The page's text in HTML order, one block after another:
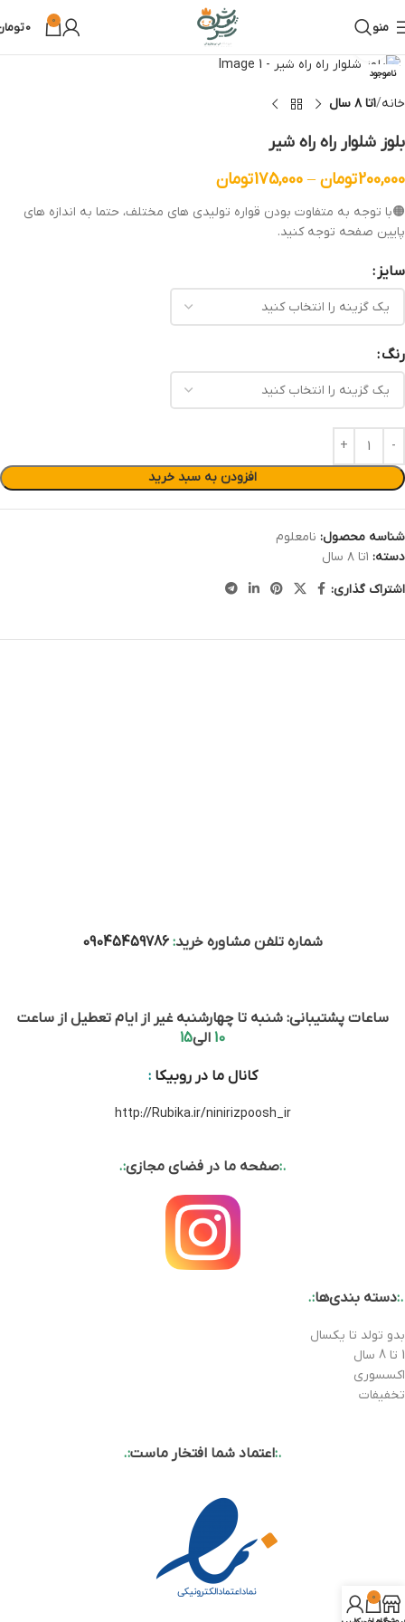
منو 0
0
ناموجود
خانه ۱تا ۸ سال
بلوز شلوار راه راه شیر
200,000تومان –
175,000تومان
🟠با توجه به متفاوت بودن قواره تولیدی های مختلف، حتما به اندازه های
پایین صفحه توجه کنید.
سایز
رنگ
افزودن به سبد خرید
شناسه محصول: نامعلوم
دسته: ۱تا ۸ سال
اشتراک گذاری:
شماره تلفن مشاوره خرید:
09045459786
ساعات پشتیبانی: شنبه تا چهارشنبه غیر از ایام تعطیل از ساعت
10 الی15
کانال ما در روبیکا:
http://Rubika.ir/ninirizpoosh_ir
.:صفحه ما در فضای مجازی:.
.:دسته بندی‌ها:.
بدو تولد تا یکسال
1 تا 8 سال
اکسسوری
تخفیفات
.:اعتماد شما افتخار ماست:.
0